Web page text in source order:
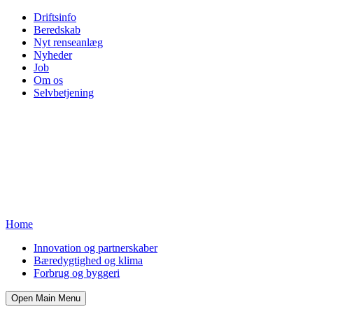
Driftsinfo
Beredskab
Nyt renseanlæg
Nyheder
Job
Om os
Selvbetjening
Home
Innovation og partnerskaber
Bæredygtighed og klima
Forbrug og byggeri
Open Main Menu